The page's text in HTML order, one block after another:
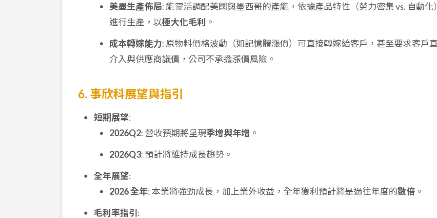
美墨生產佈局: 能靈活調配美國與墨西哥的產能，依據產品特性（勞力密集 vs. 自動化
進行生產，以極大化毛利 。
成本轉嫁能力: 原物料價格波動（如記憶體漲價）可直接轉嫁給客戶，甚至要求客戶
介入與供應商議價，公司不承擔漲價風險。
6. 事欣科展望與指引
短期展望:
2026Q2: 營收預期將呈現季增與年增 。
2026Q3: 預計將維持成長趨勢。
全年展望:
2026 全年: 本業將強勁成長，加上業外收益，全年獲利預計將是過往年度的數倍 。
毛利率指引 :